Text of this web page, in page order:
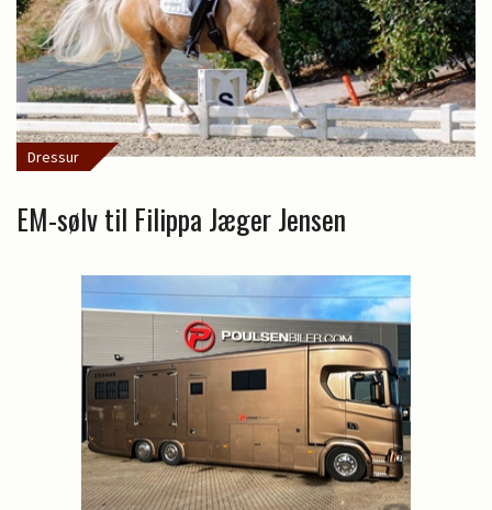
Dressur
EM-sølv til Filippa Jæger Jensen